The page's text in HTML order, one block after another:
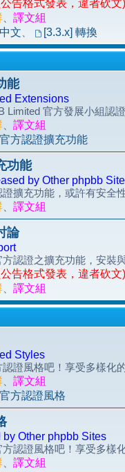
告格式發表，違者砍文)
、 譯文組
文、 [3.3.x] 轉換
能
Extensions
Limited 官方發展小組認
、 譯文組
方認證擴充功能
功能
by Other phpbb
擴充功能，或許有安全
、 譯文組
論
認證之擴充功能，安裝
告格式發表，違者砍文)
、 譯文組
Styles
證風格吧！享受多樣化的
、 譯文組
方認證風格
Other phpbb Sites
認證風格吧！享受多樣化
、 譯文組